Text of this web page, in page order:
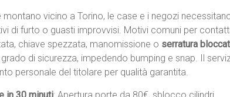
vicino a Torino, le case e i negozi
di furto o guasti improvvisi. Motivi comuni per
chiave spezzata, manomissione o serratura
di sicurezza, impedendo bumping e snap. Il
personale del titolare per qualità garantita.​